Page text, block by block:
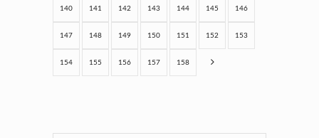
140 141 142 143 144 145 146
147 148 149 150 151 152 153
154 155 156 157 158